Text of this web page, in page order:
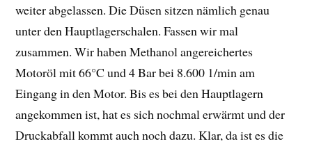
weiter abgelassen. Die Düsen sitzen nämlich genau
unter den Hauptlagerschalen. Fassen wir mal
zusammen. Wir haben Methanol angereichertes
Motoröl mit 66°C und 4 Bar bei 8.600 1/min am
Eingang in den Motor. Bis es bei den Hauptlagern
angekommen ist, hat es sich nochmal erwärmt und der
Druckabfall kommt auch noch dazu. Klar, da ist es die